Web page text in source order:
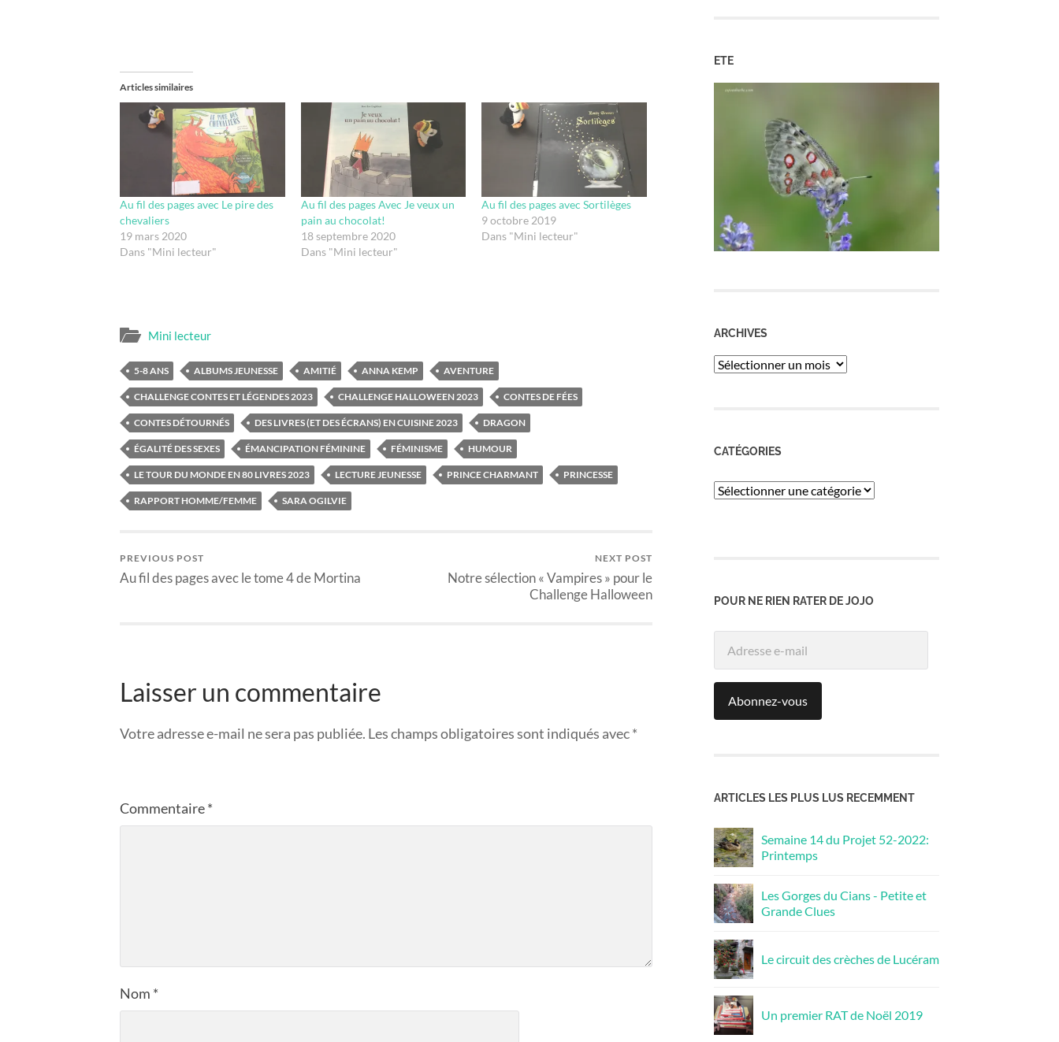
Articles similaires
Au fil des pages avec Le pire des
chevaliers
19 mars 2020
Dans "Mini lecteur"
Au fil des pages Avec Je veux un
pain au chocolat!
18 septembre 2020
Dans "Mini lecteur"
Au fil des pages avec Sortilèges
9 octobre 2019
Dans "Mini lecteur"
Mini lecteur
5-8 ANS ALBUMS JEUNESSE AMITIÉ ANNA KEMP AVENTURE
CHALLENGE CONTES ET LÉGENDES 2023 CHALLENGE HALLOWEEN 2023 CONTES DE FÉES
CONTES DÉTOURNÉS DES LIVRES (ET DES ÉCRANS) EN CUISINE 2023 DRAGON
ÉGALITÉ DES SEXES ÉMANCIPATION FÉMININE FÉMINISME HUMOUR
LE TOUR DU MONDE EN 80 LIVRES 2023 LECTURE JEUNESSE PRINCE CHARMANT PRINCESSE
RAPPORT HOMME/FEMME SARA OGILVIE
PREVIOUS POST
Au fil des pages avec le tome 4 de Mortina
NEXT POST
Notre sélection « Vampires » pour le
Challenge Halloween
Laisser un commentaire
Votre adresse e-mail ne sera pas publiée. Les champs obligatoires sont indiqués avec*
Commentaire*
Nom *
ETE
ARCHIVES
ARCHIVES
CATÉGORIES
Catégories
POUR NE RIEN RATER DE JOJO
Abonnez-vous
ARTICLES LES PLUS LUS RECEMMENT
Semaine 14 du Projet 52-2022:
Printemps
Les Gorges du Cians - Petite et
Grande Clues
Le circuit des crèches de Lucéram
Un premier RAT de Noël 2019